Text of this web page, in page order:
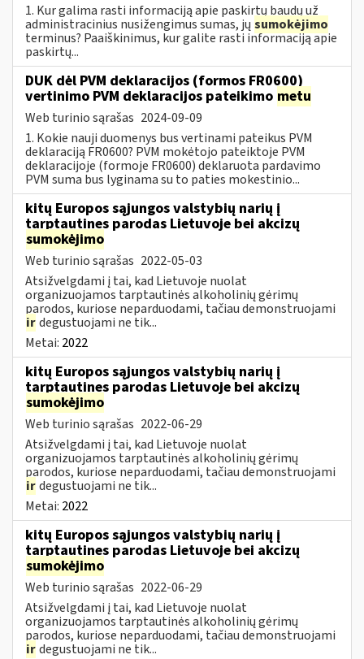
1. Kur galima rasti informaciją apie paskirtų baudų už
administracinius nusižengimus sumas, jų sumokėjimo
terminus? Paaiškinimus, kur galite rasti informaciją apie
paskirtų...
DUK dėl PVM deklaracijos (formos FR0600)
vertinimo PVM deklaracijos pateikimo metu
Web turinio sąrašas 2024-09-09
1. Kokie nauji duomenys bus vertinami pateikus PVM
deklaraciją FR0600? PVM mokėtojo pateiktoje PVM
deklaracijoje (formoje FR0600) deklaruota pardavimo
PVM suma bus lyginama su to paties mokestinio...
kitų Europos sąjungos valstybių narių į
tarptautines parodas Lietuvoje bei akcizų
sumokėjimo
Web turinio sąrašas 2022-05-03
Atsižvelgdami į tai, kad Lietuvoje nuolat
organizuojamos tarptautinės alkoholinių gėrimų
parodos, kuriose neparduodami, tačiau demonstruojami
irdegustuojami ne tik...
Metai: 2022
kitų Europos sąjungos valstybių narių į
tarptautines parodas Lietuvoje bei akcizų
sumokėjimo
Web turinio sąrašas 2022-06-29
Atsižvelgdami į tai, kad Lietuvoje nuolat
organizuojamos tarptautinės alkoholinių gėrimų
parodos, kuriose neparduodami, tačiau demonstruojami
irdegustuojami ne tik...
Metai: 2022
kitų Europos sąjungos valstybių narių į
tarptautines parodas Lietuvoje bei akcizų
sumokėjimo
Web turinio sąrašas 2022-06-29
Atsižvelgdami į tai, kad Lietuvoje nuolat
organizuojamos tarptautinės alkoholinių gėrimų
parodos, kuriose neparduodami, tačiau demonstruojami
irdegustuojami ne tik...